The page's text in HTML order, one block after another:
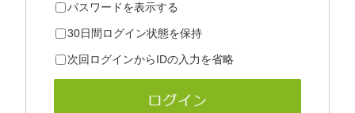
パスワードを表示する
30日間ログイン状態を保持
次回ログインからIDの入力を省略